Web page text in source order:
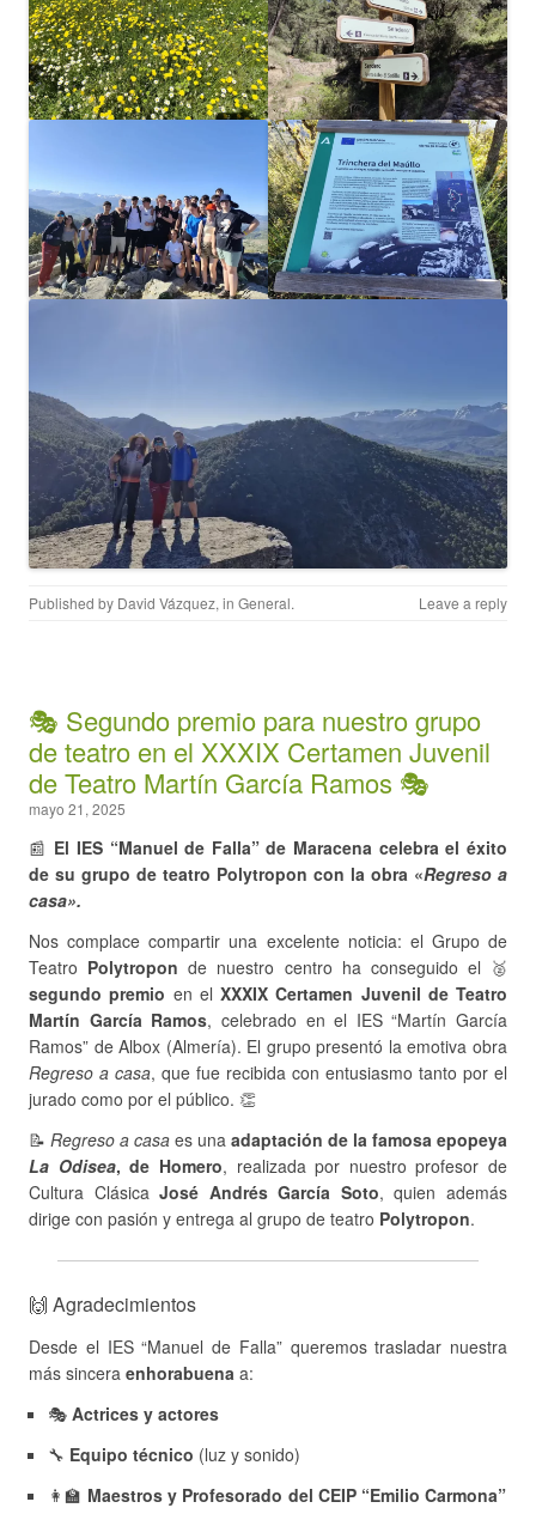
Published by David Vázquez, in General. Leave a reply
🎭 Segundo premio para nuestro grupo
de teatro en el XXXIX Certamen Juvenil
de Teatro Martín García Ramos 🎭
mayo 21, 2025
📰 El IES “Manuel de Falla” de Maracena celebra el éxito
de su grupo de teatro Polytropon con la obra «Regreso a
casa».
Nos complace compartir una excelente noticia: el Grupo de
Teatro Polytropon de nuestro centro ha conseguido el 🥈
segundo premio en el XXXIX Certamen Juvenil de Teatro
Martín García Ramos, celebrado en el IES “Martín García
Ramos” de Albox (Almería). El grupo presentó la emotiva obra
Regreso a casa, que fue recibida con entusiasmo tanto por el
jurado como por el público. 👏
📝 Regreso a casa es una adaptación de la famosa epopeya
La Odisea, de Homero, realizada por nuestro profesor de
Cultura ClásicaJosé Andrés García Soto, quien además
dirige con pasión y entrega al grupo de teatro Polytropon.
🙌 Agradecimientos
Desde el IES “Manuel de Falla” queremos trasladar nuestra
más sincera enhorabuena a:
🎭 Actrices y actores
🔧 Equipo técnico (luz y sonido)
👩‍🏫 Maestros y Profesorado del CEIP “Emilio Carmona”